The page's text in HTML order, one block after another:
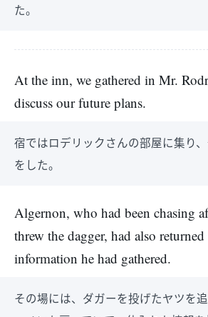
た。
At the inn, we gathered in Mr.
discuss our future plans.
宿ではロデリックさんの部屋に集り
をした。
Algernon, who had been chasing
threw the dagger, had also
information he had gathered.
その場には、ダガーを投げたヤツを